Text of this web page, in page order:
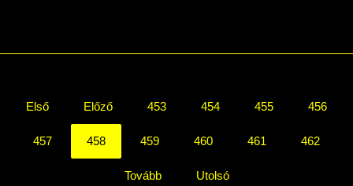
Első Előző 453 454 455 456
457 458 459 460 461 462
Tovább Utolsó